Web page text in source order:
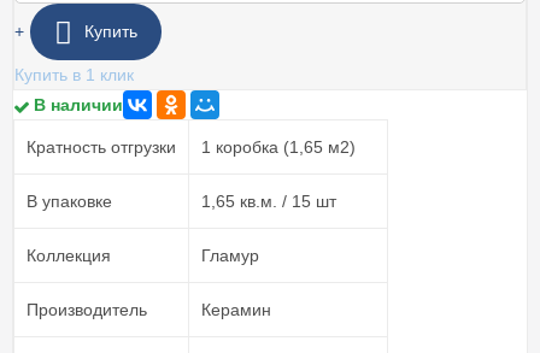
+ Купить
Купить в 1 клик
В наличии
Кратность отгрузки 1 коробка (1,65 м2)
В упаковке 1,65 кв.м. / 15 шт
Коллекция Гламур
Производитель Керамин